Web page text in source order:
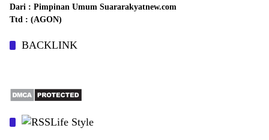
Dari : Pimpinan Umum Suararakyatnew.com
Ttd : (AGON)
BACKLINK
Life Style